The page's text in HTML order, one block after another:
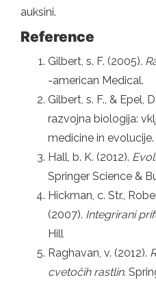
auksini.
Reference
Gilbert, s. F. (2005).
-american Medical.
Gilbert, s. F., & Epel,
razvojna biologija:
medicine in evolucije.
Hall, b. K. (2012).
Springer Science &
Hickman, c. Str.,
(2007). Integrirani
Hill
Raghavan, v. (2012).
cvetočih rastlin.